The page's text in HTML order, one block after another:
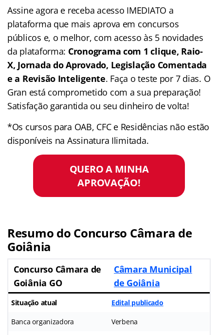
Assine agora e receba acesso IMEDIATO a
plataforma que mais aprova em concursos
públicos e, o melhor, com acesso às 5 novidades
da plataforma: Cronograma com 1 clique, Raio-
X, Jornada do Aprovado, Legislação Comentada
e a Revisão Inteligente. Faça o teste por 7 dias. O
Gran está comprometido com a sua preparação!
Satisfação garantida ou seu dinheiro de volta!
*Os cursos para OAB, CFC e Residências não estão
disponíveis na Assinatura Ilimitada.
QUERO A MINHA
APROVAÇÃO!
Resumo do Concurso Câmara de
Goiânia
Concurso Câmara de
Goiânia GO
Câmara Municipal
de Goiânia
Situação atual Edital publicado
Banca organizadora Verbena